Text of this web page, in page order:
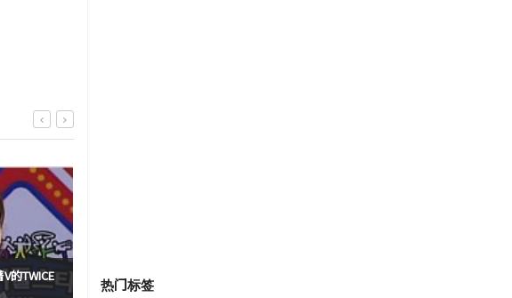
的TWICE
《PRODUCE 48》練習生選的顏值中心
TOP5引起了話題！
热门标签